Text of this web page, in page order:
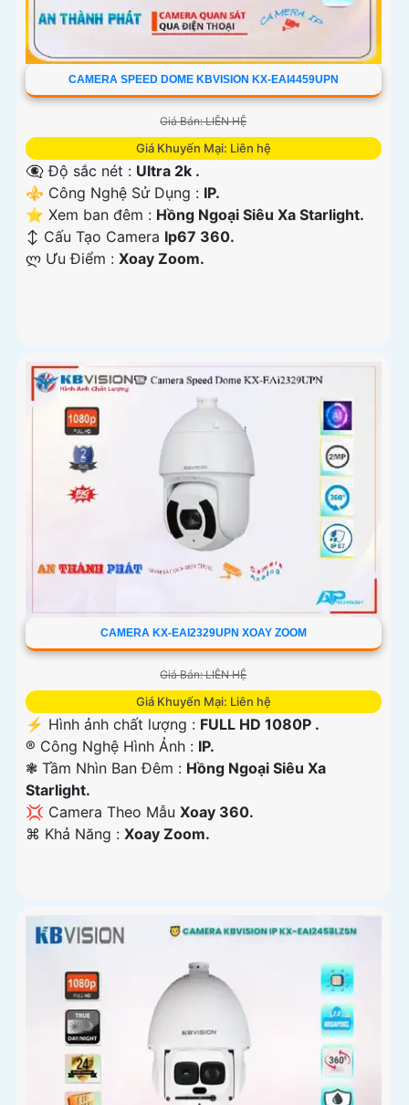
CAMERA SPEED DOME KBVISION KX-EAI4459UPN
Giá Bán: LIÊN HỆ
Giá Khuyến Mại: Liên hệ
👁️‍🗨 Độ sắc nét : Ultra 2k .
⚜️ Công Nghệ Sử Dụng : IP.
⭐ Xem ban đêm : Hồng Ngoại Siêu Xa Starlight.
↕️ Cấu Tạo Camera Ip67 360.
️ლ Ưu Điểm : Xoay Zoom.
CAMERA KX-EAI2329UPN XOAY ZOOM
Giá Bán: LIÊN HỆ
Giá Khuyến Mại: Liên hệ
️⚡ Hình ảnh chất lượng : FULL HD 1080P .
®️ Công Nghệ Hình Ảnh : IP.
❃ Tầm Nhìn Ban Đêm : Hồng Ngoại Siêu Xa
Starlight.
💢 Camera Theo Mẫu Xoay 360.
️⌘ Khả Năng : Xoay Zoom.